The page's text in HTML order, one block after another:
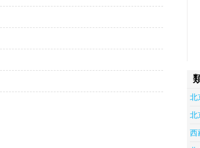
北
北
西